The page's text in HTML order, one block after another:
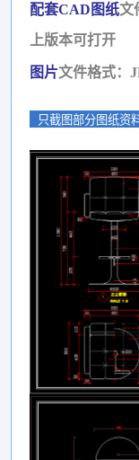
配套CAD图纸文
上版本可打开
图片文件格式：
只截图部分图纸资